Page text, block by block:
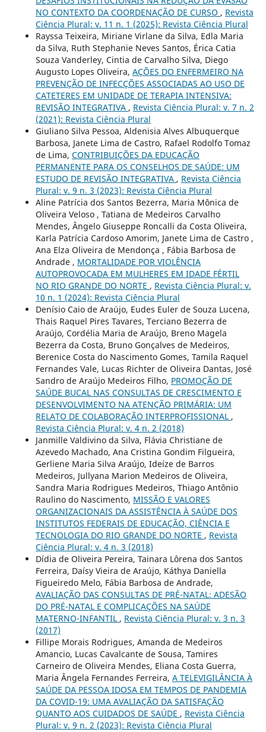
NO CONTEXTO DA COORDENAÇÃO DE CURSO , Revista
Ciência Plural: v. 11 n. 1 (2025): Revista Ciência Plural
Rayssa Teixeira, Miriane Virlane da Silva, Edla Maria
da Silva, Ruth Stephanie Neves Santos, Érica Catia
Souza Vanderley, Cintia de Carvalho Silva, Diego
Augusto Lopes Oliveira, AÇÕES DO ENFERMEIRO NA
PREVENÇÃO DE INFECÇÕES ASSOCIADAS AO USO DE
CATETERES EM UNIDADE DE TERAPIA INTENSIVA:
REVISÃO INTEGRATIVA , Revista Ciência Plural: v. 7 n. 2
(2021): Revista Ciência Plural
Giuliano Silva Pessoa, Aldenisia Alves Albuquerque
Barbosa, Janete Lima de Castro, Rafael Rodolfo Tomaz
de Lima, CONTRIBUIÇÕES DA EDUCAÇÃO
PERMANENTE PARA OS CONSELHOS DE SAÚDE: UM
ESTUDO DE REVISÃO INTEGRATIVA , Revista Ciência
Plural: v. 9 n. 3 (2023): Revista Ciência Plural
Aline Patrícia dos Santos Bezerra, Maria Mônica de
Oliveira Veloso , Tatiana de Medeiros Carvalho
Mendes, Ângelo Giuseppe Roncalli da Costa Oliveira,
Karla Patrícia Cardoso Amorim, Janete Lima de Castro ,
Ana Elza Oliveira de Mendonça , Fábia Barbosa de
Andrade , MORTALIDADE POR VIOLÊNCIA
AUTOPROVOCADA EM MULHERES EM IDADE FÉRTIL
NO RIO GRANDE DO NORTE , Revista Ciência Plural: v.
10 n. 1 (2024): Revista Ciência Plural
Denísio Caio de Araújo, Eudes Euler de Souza Lucena,
Thais Raquel Pires Tavares, Terciano Bezerra de
Araújo, Cordélia Maria de Araújo, Breno Magela
Bezerra da Costa, Bruno Gonçalves de Medeiros,
Berenice Costa do Nascimento Gomes, Tamila Raquel
Fernandes Vale, Lucas Richter de Oliveira Dantas, José
Sandro de Araújo Medeiros Filho, PROMOÇÃO DE
SAÚDE BUCAL NAS CONSULTAS DE CRESCIMENTO E
DESENVOLVIMENTO NA ATENÇÃO PRIMÁRIA: UM
RELATO DE COLABORAÇÃO INTERPROFISSIONAL ,
Revista Ciência Plural: v. 4 n. 2 (2018)
Janmille Valdivino da Silva, Flávia Christiane de
Azevedo Machado, Ana Cristina Gondim Filgueira,
Gerliene Maria Silva Araújo, Ideíze de Barros
Medeiros, Jullyana Marion Medeiros de Oliveira,
Sandra Maria Rodrigues Medeiros, Thiago Antônio
Raulino do Nascimento, MISSÃO E VALORES
ORGANIZACIONAIS DA ASSISTÊNCIA À SAÚDE DOS
INSTITUTOS FEDERAIS DE EDUCAÇÃO, CIÊNCIA E
TECNOLOGIA DO RIO GRANDE DO NORTE , Revista
Ciência Plural: v. 4 n. 3 (2018)
Dídia de Oliveira Pereira, Tainara Lôrena dos Santos
Ferreira, Daísy Vieira de Araújo, Káthya Daniella
Figueiredo Melo, Fábia Barbosa de Andrade,
AVALIAÇÃO DAS CONSULTAS DE PRÉ-NATAL: ADESÃO
DO PRÉ-NATAL E COMPLICAÇÕES NA SAÚDE
MATERNO-INFANTIL , Revista Ciência Plural: v. 3 n. 3
(2017)
Fillipe Morais Rodrigues, Amanda de Medeiros
Amancio, Lucas Cavalcante de Sousa, Tamires
Carneiro de Oliveira Mendes, Eliana Costa Guerra,
Maria Ângela Fernandes Ferreira, A TELEVIGILÂNCIA À
SAÚDE DA PESSOA IDOSA EM TEMPOS DE PANDEMIA
DA COVID-19: UMA AVALIAÇÃO DA SATISFAÇÃO
QUANTO AOS CUIDADOS DE SAÚDE , Revista Ciência
Plural: v. 9 n. 2 (2023): Revista Ciência Plural